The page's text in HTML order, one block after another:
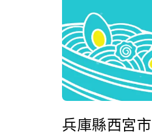
兵庫縣西宮